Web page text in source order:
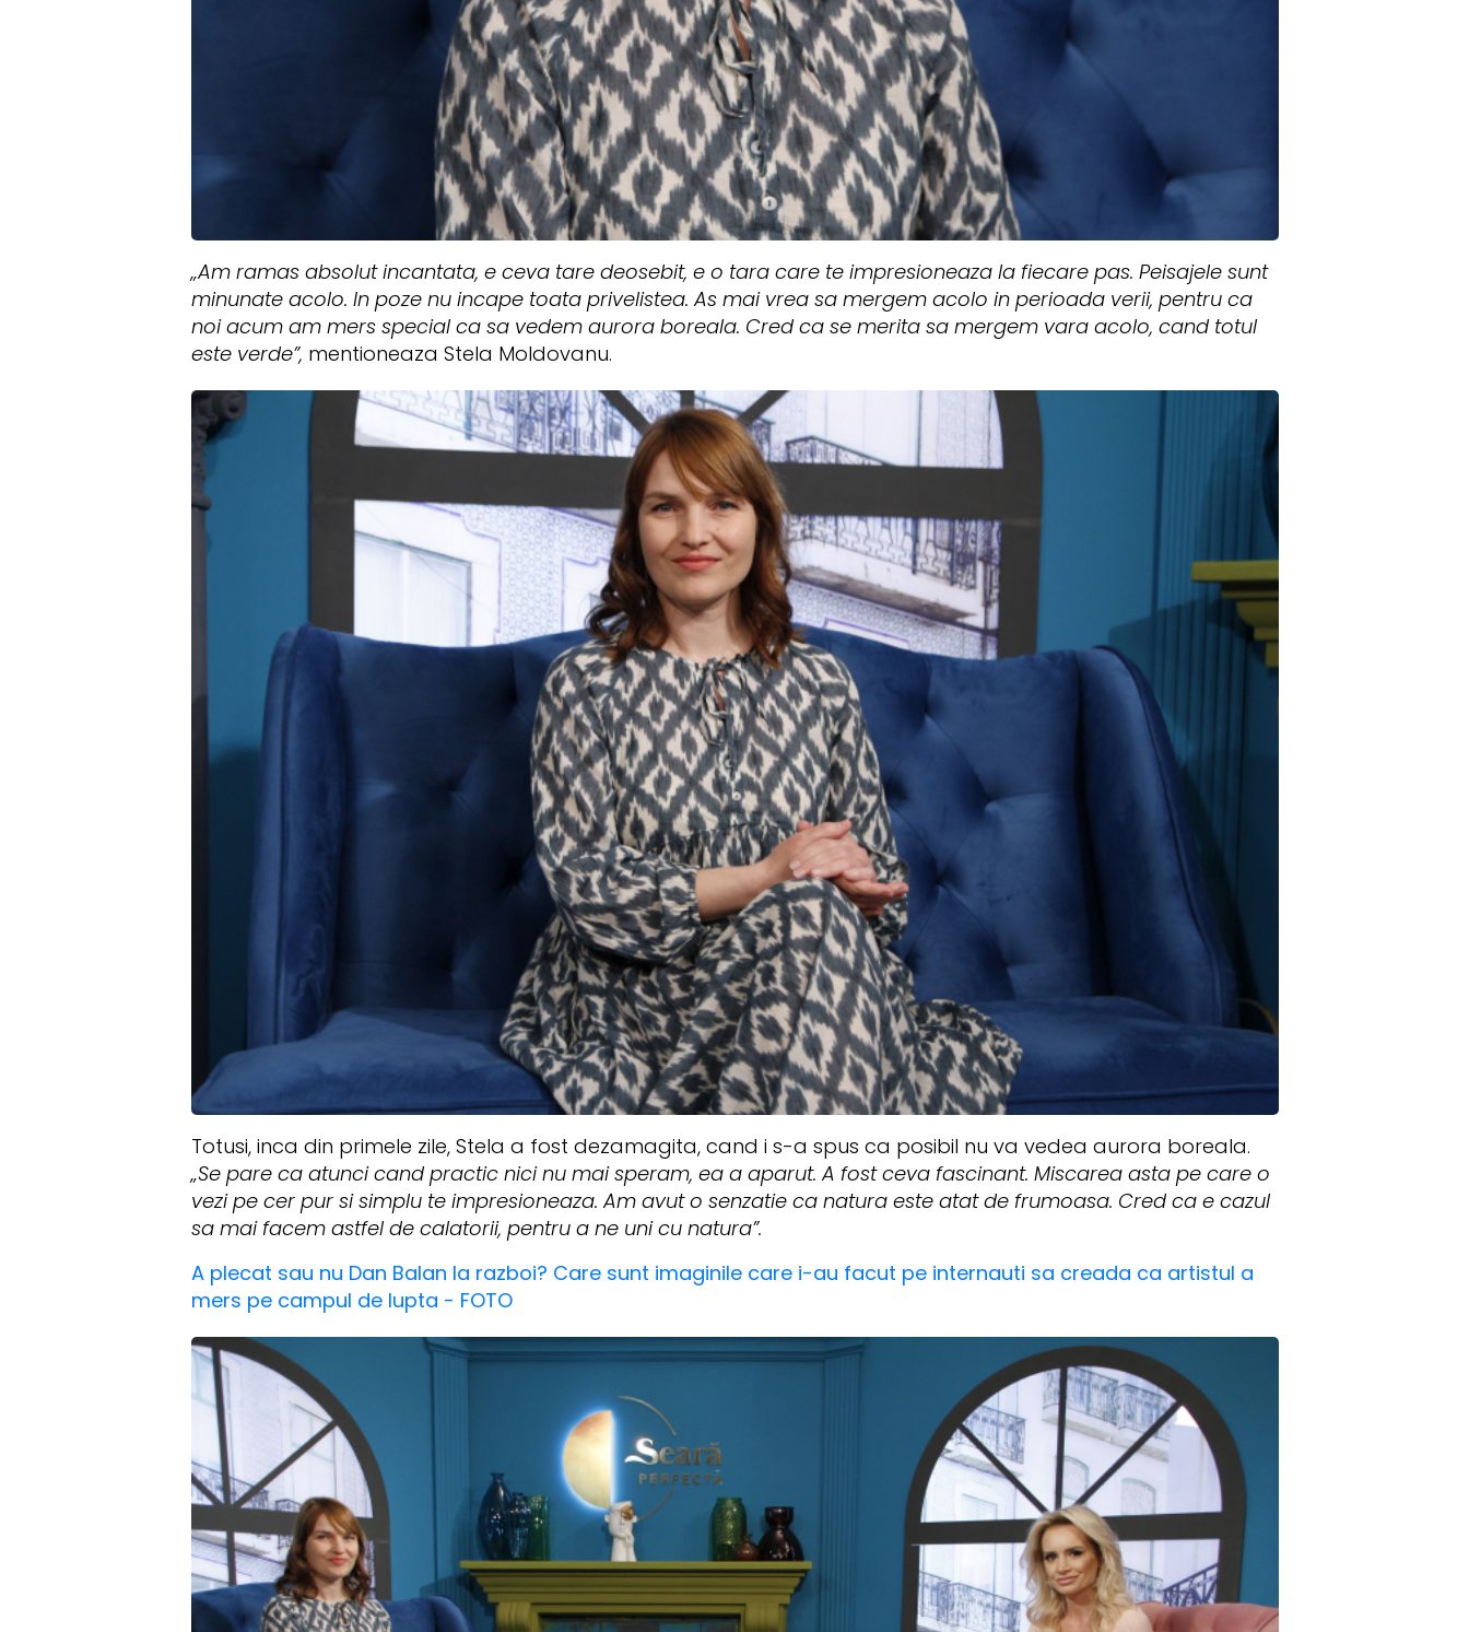
„Am ramas absolut incantata, e ceva tare deosebit, e o tara care te impresioneaza la fiecare pas. Peisajele sunt
minunate acolo. In poze nu incape toata privelistea. As mai vrea sa mergem acolo in perioada verii, pentru ca
noi acum am mers special ca sa vedem aurora boreala. Cred ca se merita sa mergem vara acolo, cand totul
este verde”, mentioneaza Stela Moldovanu.
Totusi, inca din primele zile, Stela a fost dezamagita, cand i s-a spus ca posibil nu va vedea aurora boreala.
„Se pare ca atunci cand practic nici nu mai speram, ea a aparut. A fost ceva fascinant. Miscarea asta pe care o
vezi pe cer pur si simplu te impresioneaza. Am avut o senzatie ca natura este atat de frumoasa. Cred ca e cazul
sa mai facem astfel de calatorii, pentru a ne uni cu natura”.
A plecat sau nu Dan Balan la razboi? Care sunt imaginile care i-au facut pe internauti sa creada ca artistul a
mers pe campul de lupta - FOTO